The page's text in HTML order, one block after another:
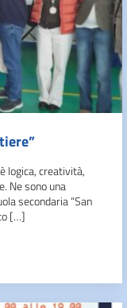
logica, creatività,
Ne sono una
secondaria “San
[…]